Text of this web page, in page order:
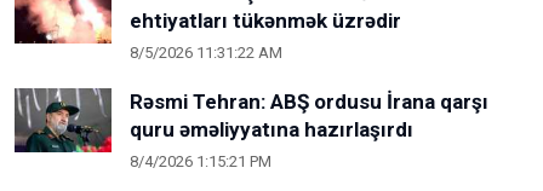
ehtiyatları tükənmək üzrədir
8/5/2026 11:31:22 AM
Rəsmi Tehran: ABŞ ordusu İrana qarşı
quru əməliyyatına hazırlaşırdı
8/4/2026 1:15:21 PM